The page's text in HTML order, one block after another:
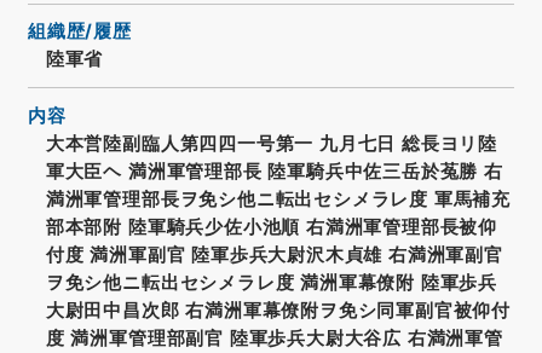
組織歴/履歴
陸軍省
内容
大本営陸副臨人第四四一号第一 九月七日 総長ヨリ陸
軍大臣ヘ 満洲軍管理部長 陸軍騎兵中佐三岳於菟勝 右
満洲軍管理部長ヲ免シ他ニ転出セシメラレ度 軍馬補充
部本部附 陸軍騎兵少佐小池順 右満洲軍管理部長被仰
付度 満洲軍副官 陸軍歩兵大尉沢木貞雄 右満洲軍副官
ヲ免シ他ニ転出セシメラレ度 満洲軍幕僚附 陸軍歩兵
大尉田中昌次郎 右満洲軍幕僚附ヲ免シ同軍副官被仰付
度 満洲軍管理部副官 陸軍歩兵大尉大谷広 右満洲軍管